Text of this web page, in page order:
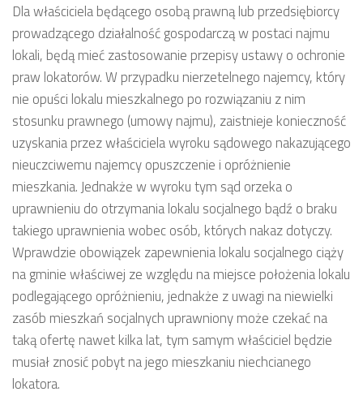
Dla właściciela będącego osobą prawną lub przedsiębiorcy
prowadzącego działalność gospodarczą w postaci najmu
lokali, będą mieć zastosowanie przepisy ustawy o ochronie
praw lokatorów. W przypadku nierzetelnego najemcy, który
nie opuści lokalu mieszkalnego po rozwiązaniu z nim
stosunku prawnego (umowy najmu), zaistnieje konieczność
uzyskania przez właściciela wyroku sądowego nakazującego
nieuczciwemu najemcy opuszczenie i opróżnienie
mieszkania. Jednakże w wyroku tym sąd orzeka o
uprawnieniu do otrzymania lokalu socjalnego bądź o braku
takiego uprawnienia wobec osób, których nakaz dotyczy.
Wprawdzie obowiązek zapewnienia lokalu socjalnego ciąży
na gminie właściwej ze względu na miejsce położenia lokalu
podlegającego opróżnieniu, jednakże z uwagi na niewielki
zasób mieszkań socjalnych uprawniony może czekać na
taką ofertę nawet kilka lat, tym samym właściciel będzie
musiał znosić pobyt na jego mieszkaniu niechcianego
lokatora.